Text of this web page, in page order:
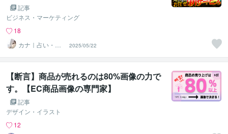
記事
ビジネス・マーケティング
18
カナ｜占い・ス
ピ系専門制作代
行
2025/05/22
【断言】商品が売れるのは80%画像の力で
す。【EC商品画像の専門家】
記事
デザイン・イラスト
12